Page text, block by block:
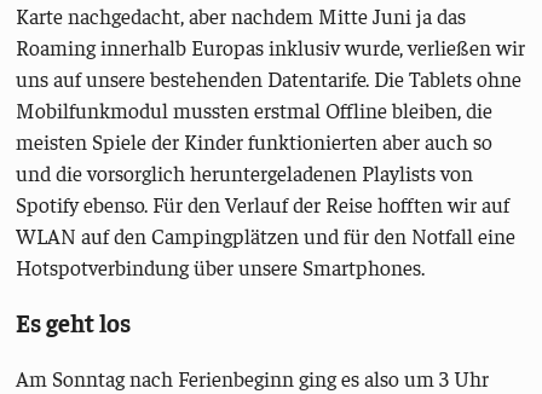
Karte nachgedacht, aber nachdem Mitte Juni ja das
Roaming innerhalb Europas inklusiv wurde, verließen wir
uns auf unsere bestehenden Datentarife. Die Tablets ohne
Mobilfunkmodul mussten erstmal Offline bleiben, die
meisten Spiele der Kinder funktionierten aber auch so
und die vorsorglich heruntergeladenen Playlists von
Spotify ebenso. Für den Verlauf der Reise hofften wir auf
WLAN auf den Campingplätzen und für den Notfall eine
Hotspotverbindung über unsere Smartphones.
Es geht los
Am Sonntag nach Ferienbeginn ging es also um 3 Uhr